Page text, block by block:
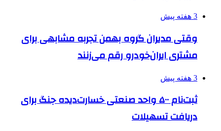
3 هفته پیش
وقتی مدیران گروه بهمن تجربه مشابهی برای
مشتری ایران‌خودرو رقم می‌زنند
3 هفته پیش
ثبت‌نام ۵۰۰ واحد صنعتی خسارت‌دیده جنگ برای
دریافت تسهیلات